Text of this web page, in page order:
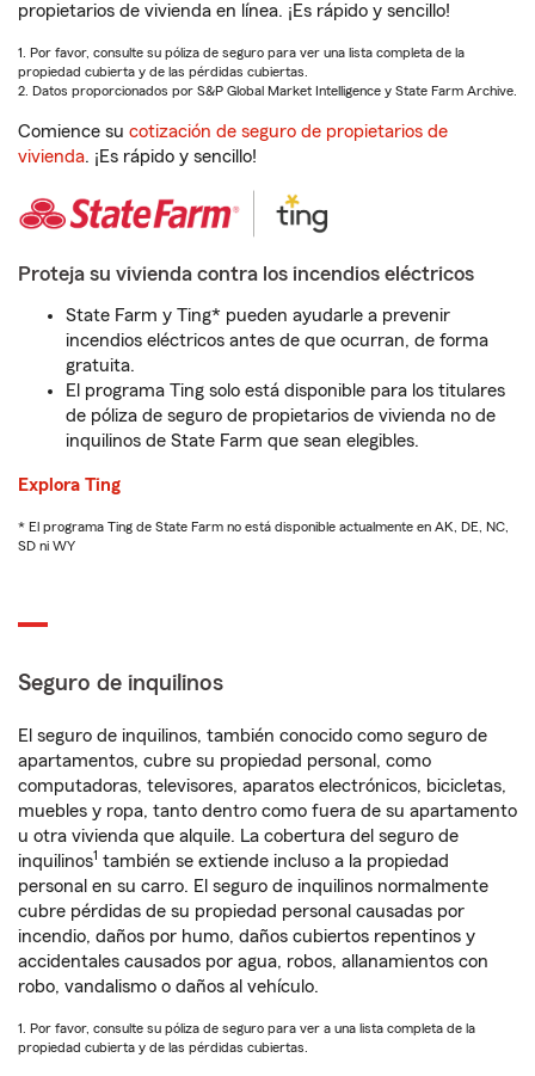
propietarios de vivienda en línea. ¡Es rápido y sencillo!
1. Por favor, consulte su póliza de seguro para ver una lista completa de la
propiedad cubierta y de las pérdidas cubiertas.
2. Datos proporcionados por S&P Global Market Intelligence y State Farm Archive.
Comience su cotización de seguro de propietarios de
vivienda. ¡Es rápido y sencillo!
Proteja su vivienda contra los incendios eléctricos
State Farm y Ting* pueden ayudarle a prevenir
incendios eléctricos antes de que ocurran, de forma
gratuita.
El programa Ting solo está disponible para los titulares
de póliza de seguro de propietarios de vivienda no de
inquilinos de State Farm que sean elegibles.
Explora Ting
* El programa Ting de State Farm no está disponible actualmente en AK, DE, NC,
SD ni WY
Seguro de inquilinos
El seguro de inquilinos, también conocido como seguro de
apartamentos, cubre su propiedad personal, como
computadoras, televisores, aparatos electrónicos, bicicletas,
muebles y ropa, tanto dentro como fuera de su apartamento
u otra vivienda que alquile. La cobertura del seguro de
inquilinos1 también se extiende incluso a la propiedad
personal en su carro. El seguro de inquilinos normalmente
cubre pérdidas de su propiedad personal causadas por
incendio, daños por humo, daños cubiertos repentinos y
accidentales causados por agua, robos, allanamientos con
robo, vandalismo o daños al vehículo.
1. Por favor, consulte su póliza de seguro para ver a una lista completa de la
propiedad cubierta y de las pérdidas cubiertas.